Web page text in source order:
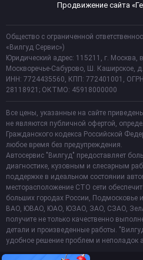
Продвижение сайта
Общество с ограниченной
«Вилгуд Сервис»)
Юридический адрес: 115211, г. Москва,
Москворечье-Сабурово, Ш. Каширское,
ИНН: 7724435560, КПП: 772401001,
28118921; ОКТМО: 45918000000
Все цены, указанные на сайте
не являются публичной офертой,
Гражданского кодекса Российской
любое время без предупреждения.
Автосервис "Вилгуд" предоставляет
диагностике, кузовным и слесарным
поддержке в идеальном состоянии
месторасположение СТО сети
больших городах России,
ВАО, ЮВАО, ЮАО, ЮЗАО, ЗАО, СЗАО,
получите не только качественно
детали и произведенные работы.
удобное решение проблем и неполадок